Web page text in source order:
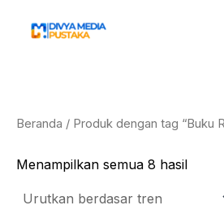
Beranda / Produk dengan tag “Buku
Menampilkan semua 8 hasil